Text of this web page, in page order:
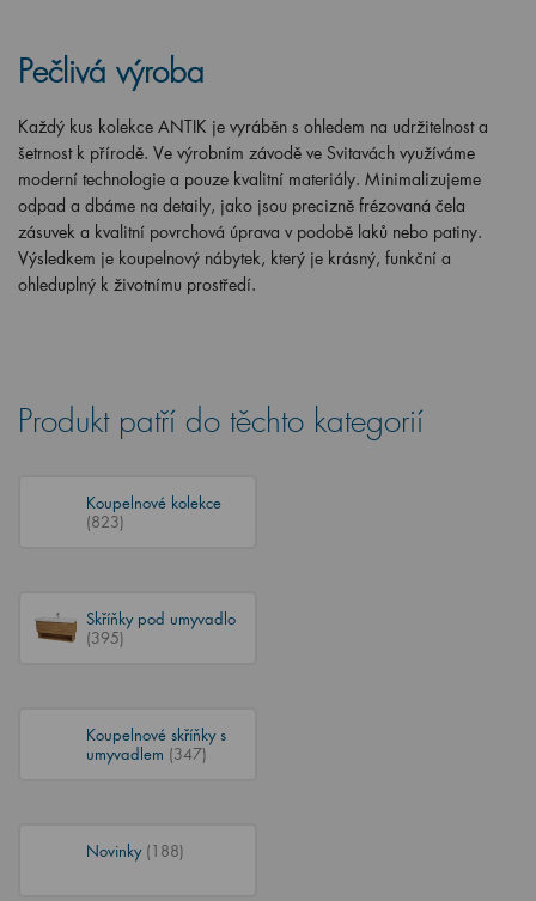
Pečlivá výroba
Každý kus kolekce ANTIK je vyráběn s ohledem na udržitelnost a
šetrnost k přírodě. Ve výrobním závodě ve Svitavách využíváme
moderní technologie a pouze kvalitní materiály. Minimalizujeme
odpad a dbáme na detaily, jako jsou precizně frézovaná čela
zásuvek a kvalitní povrchová úprava v podobě laků nebo patiny.
Výsledkem je koupelnový nábytek, který je krásný, funkční a
ohleduplný k životnímu prostředí.
Produkt patří do těchto kategorií
Koupelnové kolekce
(823)
Skříňky pod umyvadlo
(395)
Koupelnové skříňky s
umyvadlem (347)
Novinky (188)